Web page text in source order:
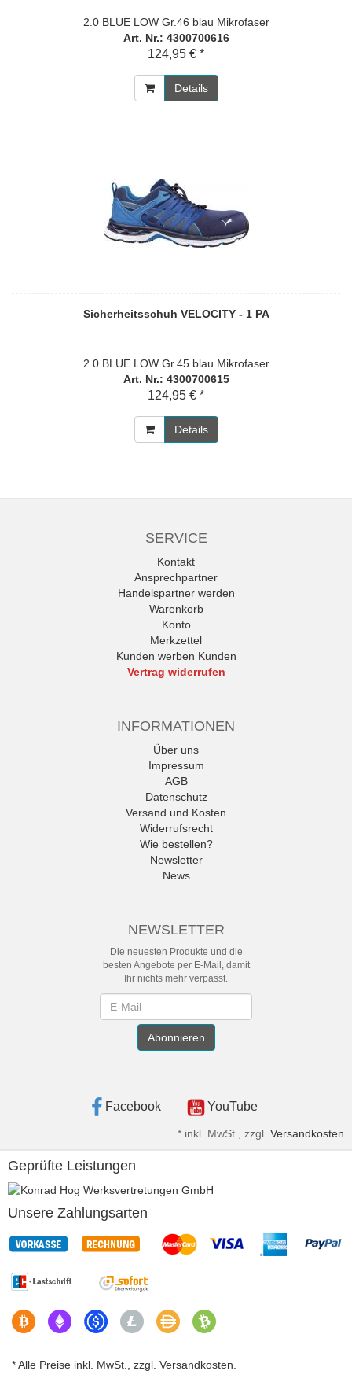
2.0 BLUE LOW Gr.46 blau Mikrofaser
Art. Nr.: 4300700616
124,95 € *
Details
Sicherheitsschuh VELOCITY - 1 PA
2.0 BLUE LOW Gr.45 blau Mikrofaser
Art. Nr.: 4300700615
124,95 € *
Details
SERVICE
Kontakt
Ansprechpartner
Handelspartner werden
Warenkorb
Konto
Merkzettel
Kunden werben Kunden
Vertrag widerrufen
INFORMATIONEN
Über uns
Impressum
AGB
Datenschutz
Versand und Kosten
Widerrufsrecht
Wie bestellen?
Newsletter
News
NEWSLETTER
Die neuesten Produkte und die
besten Angebote per E-Mail, damit
Ihr nichts mehr verpasst.
Abonnieren
Facebook YouTube
* inkl. MwSt., zzgl. Versandkosten
Geprüfte Leistungen
Unsere Zahlungsarten
* Alle Preise inkl. MwSt., zzgl. Versandkosten.